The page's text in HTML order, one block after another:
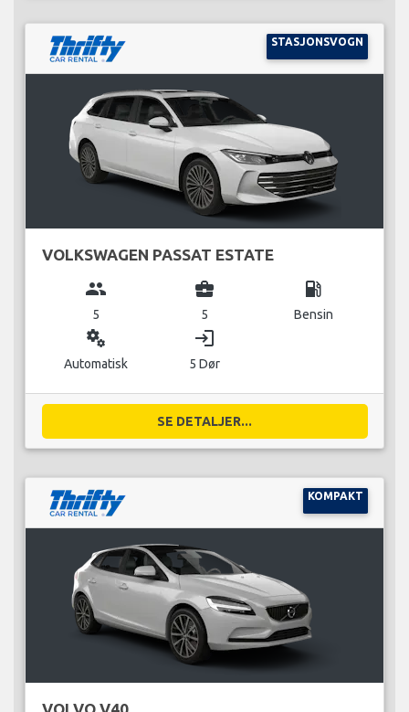
STASJONSVOGN
VOLKSWAGEN PASSAT ESTATE
group
5
business_center
5
local_gas_station
Bensin
miscellaneous_services
Automatisk
login
5 Dør
SE DETALJER...
KOMPAKT